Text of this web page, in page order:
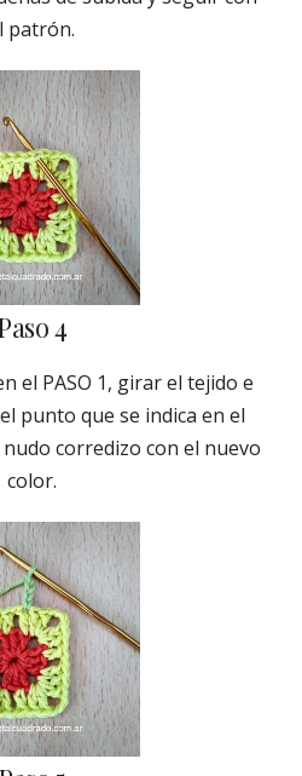
patrón.
4
el PASO 1, girar el tejido e
punto que se indica en el
corredizo con el nuevo
color.